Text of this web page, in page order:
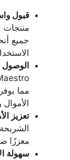
قبول
جميع
الوصول
مما
تعزيز
معززًا
سهولة